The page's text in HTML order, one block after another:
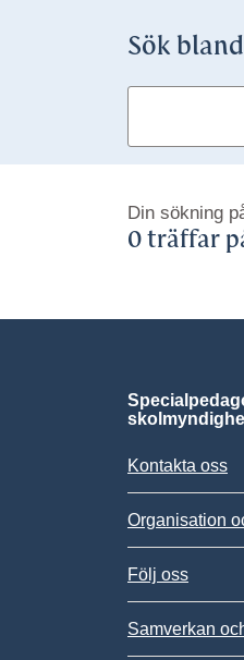
Sök
Din sökning
0 träffar
Kontakta oss
Organisation
Följ oss
Samverkan